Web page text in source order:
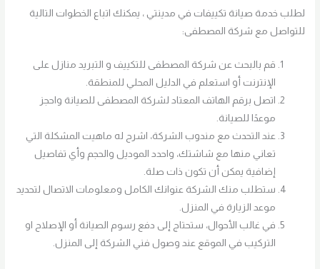
لطلب خدمة صيانة تكييفات في مدينتي ، يمكنك اتباع الخطوات التالية
للتواصل مع شركة المصطفى:
قم بالبحث عن شركة المصطفى للتكييف و التبريد منازل على
الإنترنت أو استعلم في الدليل المحلي للمنطقة.
اتصل برقم الهاتف المعتاد لشركة المصطفى للصيانة واحجز
موعدًا للصيانة.
عند التحدث مع مندوب الشركة، اشرح له ماهيت المشكلة التي
تعاني منها مع شاشتك، واحدد الموديل والحجم وأي تفاصيل
إضافية يمكن أن تكون ذات صلة.
ستطلب منك الشركة عنوانك الكامل ومعلومات الاتصال لتحديد
موعد الزيارة في المنزل.
في غالب الأحوال، ستحتاج إلى دفع رسوم الصيانة أو الإصلاح او
التركيب في الموقع عند وصول فني الشركة إلى المنزل.